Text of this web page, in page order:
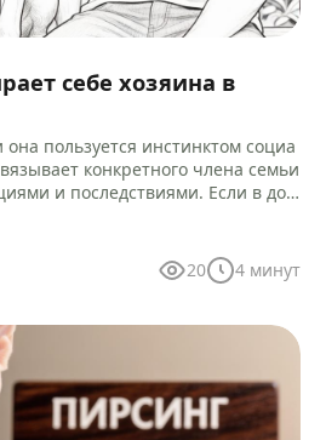
себе хозяина в
пользуется инстинктом социа
конкретного члена семьи
и последствиями. Если в дом
20 4 минут